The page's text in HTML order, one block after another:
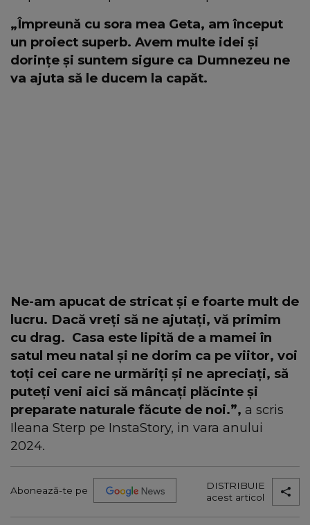
„Împreună cu sora mea Geta, am început
un proiect superb. Avem multe idei şi
dorinţe şi suntem sigure ca Dumnezeu ne
va ajuta să le ducem la capăt.
Ne-am apucat de stricat și e foarte mult de
lucru. Dacă vreţi să ne ajutați, vă primim
cu drag. Casa este lipită de a mamei în
satul meu natal și ne dorim ca pe viitor, voi
toți cei care ne urmăriți și ne apreciați, să
puteţi veni aici să mâncați plăcinte şi
preparate naturale făcute de noi.”, a scris
Ileana Sterp pe InstaStory, in vara anului
2024.
Abonează-te pe
DISTRIBUIE
acest articol